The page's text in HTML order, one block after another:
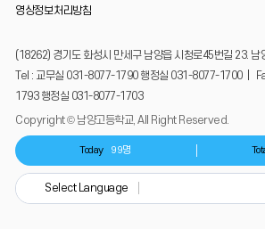
게
번
호,
제
목,
성
자,
등
록
영상정보처리방침
(18262) 경기도 화성시 만세구 남양읍 시청로45번길 23. 남
Tel : 교무실 031-8077-1790 행정실 031-8077-1700 |
1793 행정실 031-8077-1703
Copyright © 남양고등학교, All Right Reserved.
Today 99명
Select Language